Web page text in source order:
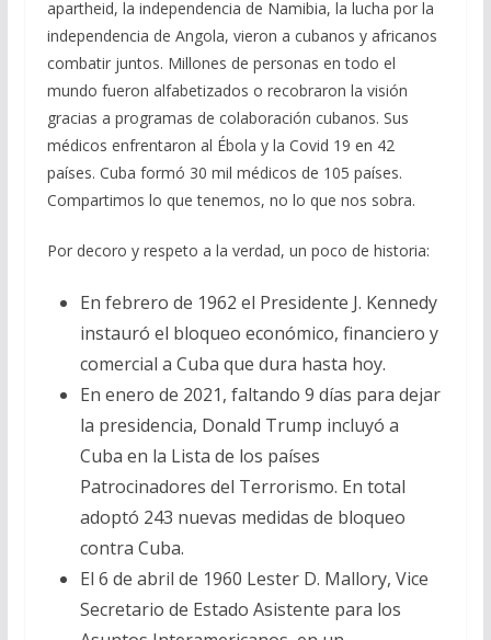
apartheid, la independencia de Namibia, la lucha por la
independencia de Angola, vieron a cubanos y africanos
combatir juntos. Millones de personas en todo el
mundo fueron alfabetizados o recobraron la visión
gracias a programas de colaboración cubanos. Sus
médicos enfrentaron al Ébola y la Covid 19 en 42
países. Cuba formó 30 mil médicos de 105 países.
Compartimos lo que tenemos, no lo que nos sobra.
Por decoro y respeto a la verdad, un poco de historia:
En febrero de 1962 el Presidente J. Kennedy
instauró el bloqueo económico, financiero y
comercial a Cuba que dura hasta hoy.
En enero de 2021, faltando 9 días para dejar
la presidencia, Donald Trump incluyó a
Cuba en la Lista de los países
Patrocinadores del Terrorismo. En total
adoptó 243 nuevas medidas de bloqueo
contra Cuba.
El 6 de abril de 1960 Lester D. Mallory, Vice
Secretario de Estado Asistente para los